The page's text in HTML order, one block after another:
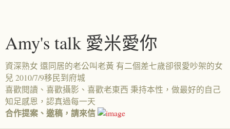
Amy's talk 愛米愛你
資深熟女 還同居的老公叫老黃 有二個差七歲卻很愛吵架的女
兒 2010/7/9移民到府城
喜歡閱讀、喜歡攝影、喜歡老東西 秉持本性，做最好的自己
知足感恩，認真過每一天
合作提案、邀稿，請來信